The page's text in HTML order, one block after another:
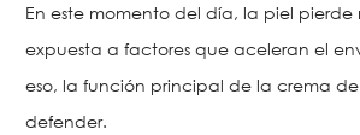
En este momento del día, la piel pierde
expuesta a factores que aceleran el
eso, la función principal de la crema
defender.